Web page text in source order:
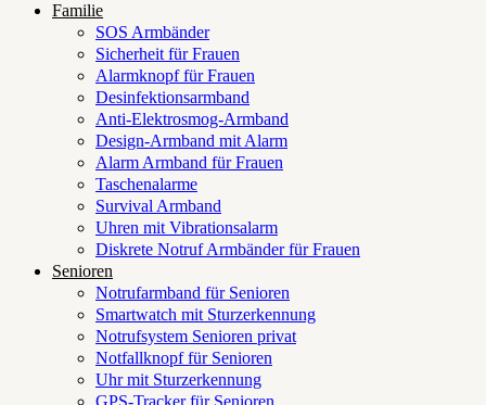
Familie
SOS Armbänder
Sicherheit für Frauen
Alarmknopf für Frauen
Desinfektionsarmband
Anti-Elektrosmog-Armband
Design-Armband mit Alarm
Alarm Armband für Frauen
Taschenalarme
Survival Armband
Uhren mit Vibrationsalarm
Diskrete Notruf Armbänder für Frauen
Senioren
Notrufarmband für Senioren
Smartwatch mit Sturzerkennung
Notrufsystem Senioren privat
Notfallknopf für Senioren
Uhr mit Sturzerkennung
GPS-Tracker für Senioren